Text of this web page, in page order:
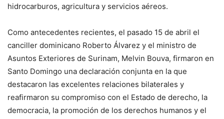
hidrocarburos, agricultura y servicios aéreos.
Como antecedentes recientes, el pasado 15 de abril el
canciller dominicano Roberto Álvarez y el ministro de
Asuntos Exteriores de Surinam, Melvin Bouva, firmaron en
Santo Domingo una declaración conjunta en la que
destacaron las excelentes relaciones bilaterales y
reafirmaron su compromiso con el Estado de derecho, la
democracia, la promoción de los derechos humanos y el